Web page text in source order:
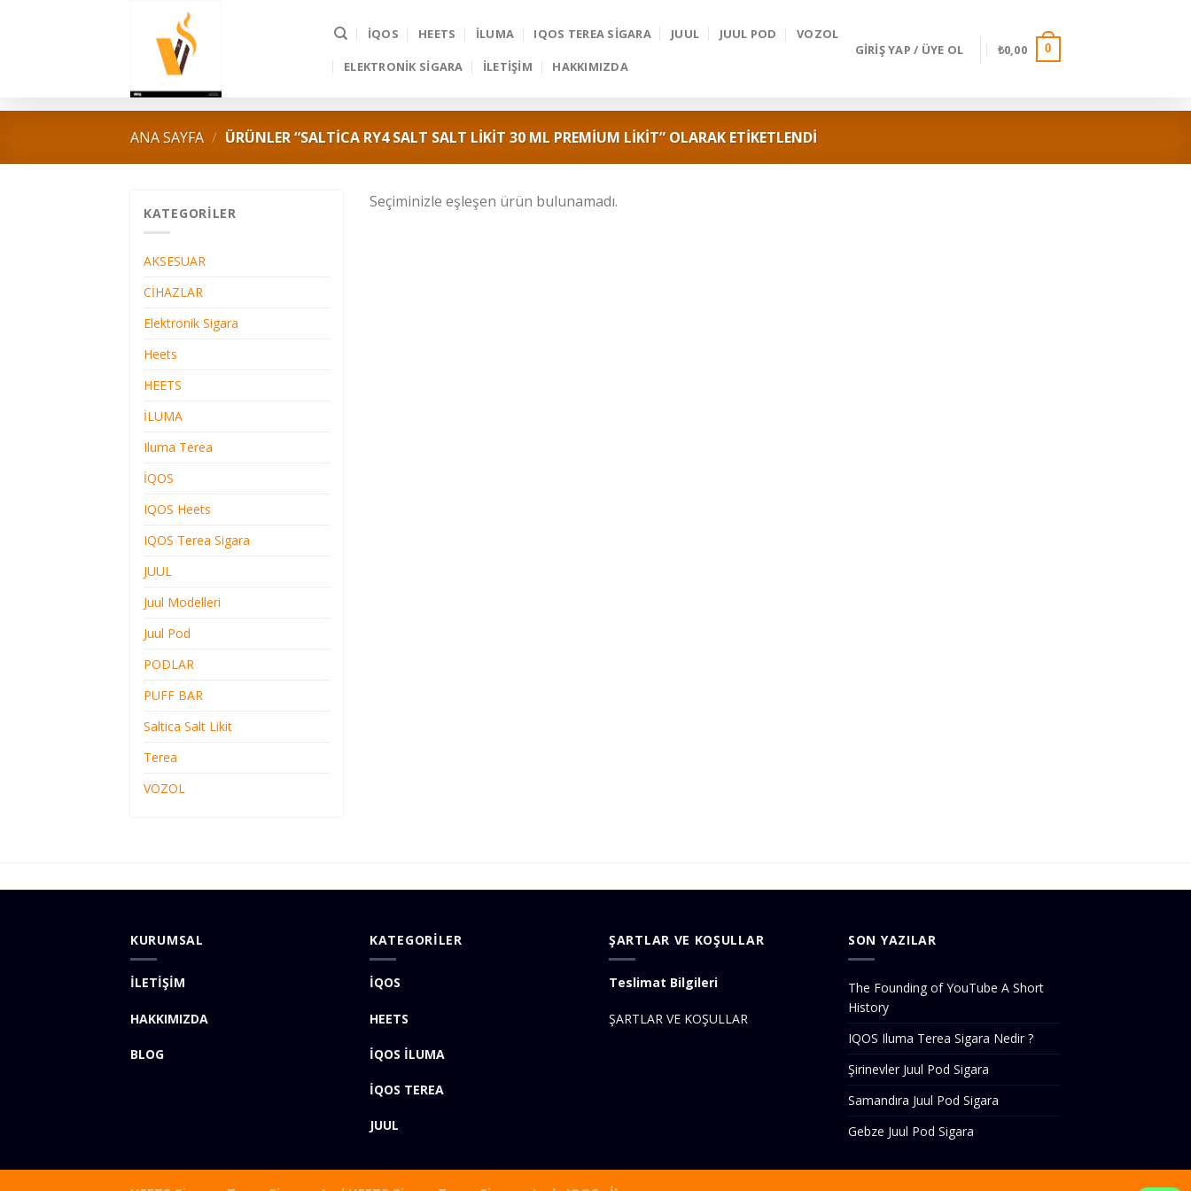
İQOS HEETS İLUMA IQOS TEREA SIGARA JUUL JUUL POD VOZOL
ELEKTRONIK SIGARA İLETİŞİM HAKKIMIZDA
GIRIŞ YAP / ÜYE OL ₺0,00 0
ANA SAYFA / ÜRÜNLER “SALTICA RY4 SALT SALT LIKIT 30 ML PREMIUM LIKIT” OLARAK ETIKETLENDI
KATEGORILER
AKSESUAR
CİHAZLAR
Elektronik Sigara
Heets
HEETS
İLUMA
Iluma Terea
İQOS
IQOS Heets
IQOS Terea Sigara
JUUL
Juul Modelleri
Juul Pod
PODLAR
PUFF BAR
Saltica Salt Likit
Terea
VOZOL
Seçiminizle eşleşen ürün bulunamadı.
KURUMSAL
İLETİŞİM
HAKKIMIZDA
BLOG
KATEGORİLER
İQOS
HEETS
İQOS İLUMA
İQOS TEREA
JUUL
ŞARTLAR VE KOŞULLAR
Teslimat Bilgileri
ŞARTLAR VE KOŞULLAR
SON YAZILAR
The Founding of YouTube A Short
History
IQOS Iluma Terea Sigara Nedir ?
Şirinevler Juul Pod Sigara
Samandıra Juul Pod Sigara
Gebze Juul Pod Sigara